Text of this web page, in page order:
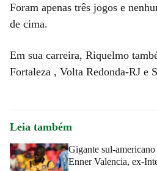
Foram apenas três jogos e
de cima.
Em sua carreira, Riquelmo
Fortaleza , Volta Redonda-RJ e
Leia também
Gigante sul-
Enner Valencia, ex-